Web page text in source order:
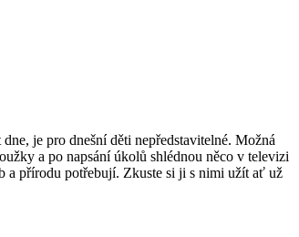
je pro dnešní děti nepředstavitelné. Možná
a po napsání úkolů shlédnou něco v televizi
a přírodu potřebují. Zkuste si ji s nimi užít ať už